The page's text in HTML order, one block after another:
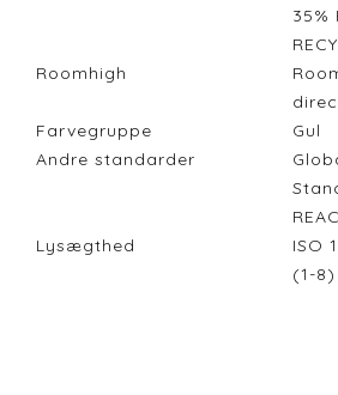
35%
Roomhigh
Farvegruppe
Gul
Andre standarder
Lysægthed
ISO
(1-8)